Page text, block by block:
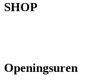
SHOP
Openingsuren